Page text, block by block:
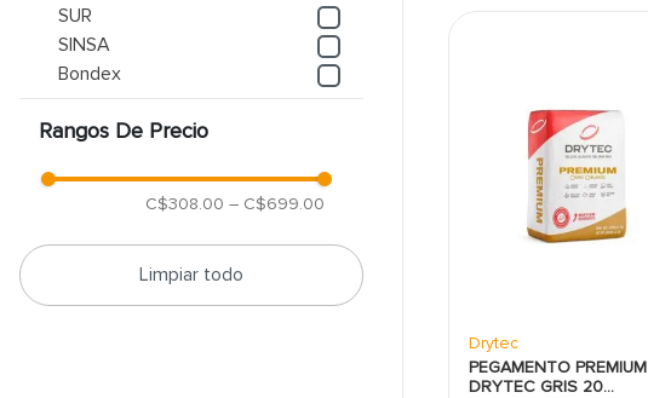
SUR
SINSA
Bondex
Rangos De Precio
C$308.00 – C$699.00
Limpiar todo
Drytec
PEGAMENTO PREMIUM
DRYTEC GRIS 20